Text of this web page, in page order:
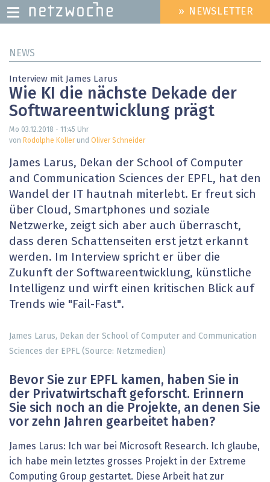
zum
HEADER
MENU
» NEWSLETTER
NEWS
Interview mit James Larus
Wie KI die nächste Dekade der
Softwareentwicklung prägt
Mo 03.12.2018 - 11:45 Uhr
von Rodolphe Kollerund Oliver Schneider
James Larus, Dekan der School of Computer
and Communication Sciences der EPFL, hat den
Wandel der IT hautnah miterlebt. Er freut sich
über Cloud, Smartphones und soziale
Netzwerke, zeigt sich aber auch überrascht,
dass deren Schattenseiten erst jetzt erkannt
werden. Im Interview spricht er über die
Zukunft der Softwareentwicklung, künstliche
Intelligenz und wirft einen kritischen Blick auf
Trends wie "Fail-Fast".
James Larus, Dekan der School of Computer and Communication
Sciences der EPFL (Source: Netzmedien)
Bevor Sie zur EPFL kamen, haben Sie in
der Privatwirtschaft geforscht. Erinnern
Sie sich noch an die Projekte, an denen Sie
vor zehn Jahren gearbeitet haben?
James Larus: Ich war bei Microsoft Research. Ich glaube,
ich habe mein letztes grosses Projekt in der Extreme
Computing Group gestartet. Diese Arbeit hat zur